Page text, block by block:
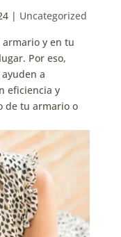
| Uncategorized
y en tu
Por eso,
a
eficiencia y
de tu armario o